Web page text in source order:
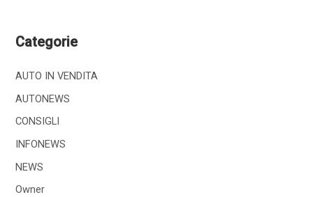
Categorie
AUTO IN VENDITA
AUTONEWS
CONSIGLI
INFONEWS
NEWS
Owner